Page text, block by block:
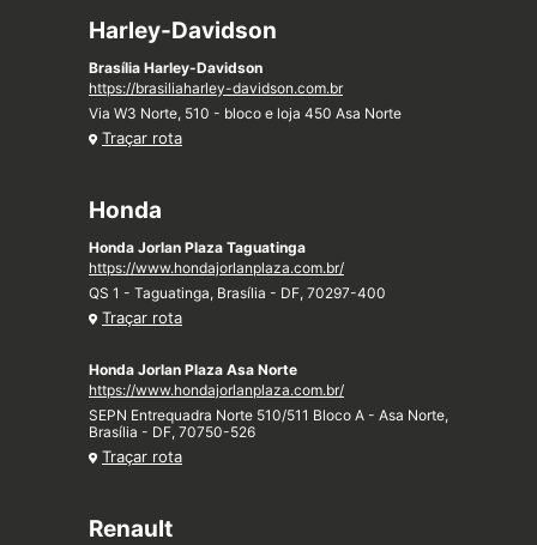
Harley-Davidson
Brasília Harley-Davidson
https://brasiliaharley-davidson.com.br
Via W3 Norte, 510 - bloco e loja 450 Asa Norte
Traçar rota
Honda
Honda Jorlan Plaza Taguatinga
https://www.hondajorlanplaza.com.br/
QS 1 - Taguatinga, Brasília - DF, 70297-400
Traçar rota
Honda Jorlan Plaza Asa Norte
https://www.hondajorlanplaza.com.br/
SEPN Entrequadra Norte 510/511 Bloco A - Asa Norte,
Brasília - DF, 70750-526
Traçar rota
Renault